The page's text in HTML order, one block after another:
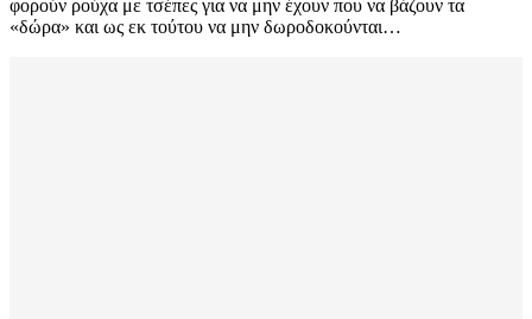
φορούν ρούχα με τσέπες για να μην έχουν που να βάζουν τα
«δώρα» και ως εκ τούτου να μην δωροδοκούνται…